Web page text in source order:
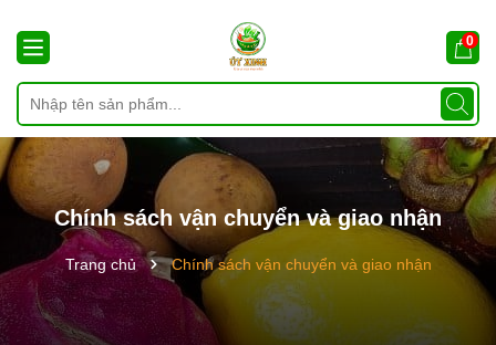
0
Chính sách vận chuyển và giao nhận
Trang chủ Chính sách vận chuyển và giao nhận